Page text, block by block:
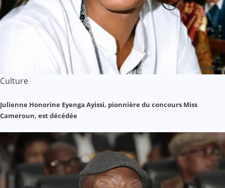
Culture
Julienne Honorine Eyenga Ayissi, pionnière du concours Miss
Cameroun, est décédée